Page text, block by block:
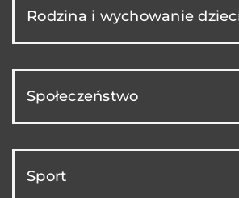
Rodzina i wychowanie
Społeczeństwo
Sport